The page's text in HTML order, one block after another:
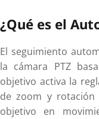
¿Qué es el
El seguimiento
la cámara PTZ
objetivo activa la
de zoom y rotación
objetivo en